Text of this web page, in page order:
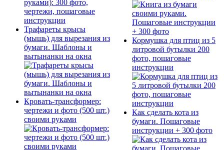
Трафареты крысы
(мышь) для вырезания из
бумаги. Шаблоны и
вытынанки на окна
Кровать-трансформер:
чертежи и фото (500 шт.)
своими руками
Кормушка для птиц из 5
литровой бутылки 200
фото, пошаговые
инструкции
Как сделать кота из
бумаги. Пошаговые
инструкции + 300 фото